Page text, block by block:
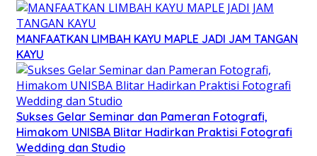
MANFAATKAN LIMBAH KAYU MAPLE JADI JAM TANGAN
KAYU
Sukses Gelar Seminar dan Pameran Fotografi,
Himakom UNISBA Blitar Hadirkan Praktisi Fotografi
Wedding dan Studio